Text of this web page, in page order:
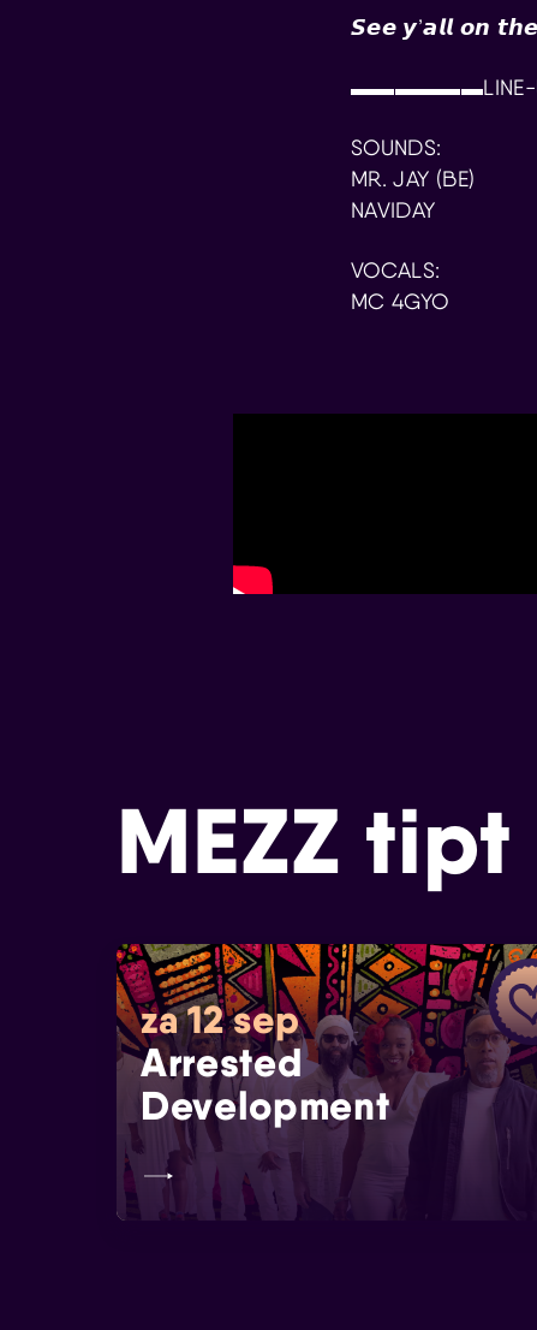
𝙎𝙚𝙚 𝙮’𝙖𝙡𝙡 𝙤𝙣
SOUNDS:
MR. JAY (BE)
NAVIDAY
VOCALS:
MC 4GYO
MEZZ tipt
za 12 sep
Arrested
Development